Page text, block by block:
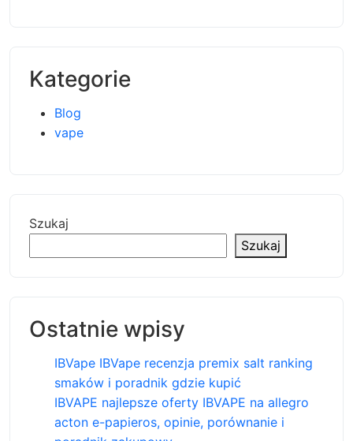
Kategorie
Blog
vape
Szukaj
Szukaj
Ostatnie wpisy
IBVape IBVape recenzja premix salt ranking
smaków i poradnik gdzie kupić
IBVAPE najlepsze oferty IBVAPE na allegro
acton e-papieros, opinie, porównanie i